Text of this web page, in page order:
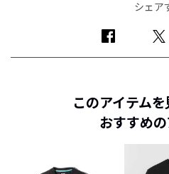
シェア
このアイテム
おすすめ